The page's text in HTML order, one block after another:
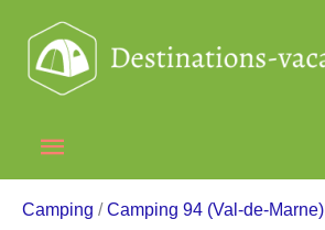
contenu
Menu
principal
Camping /Camping 94 (Val-de-Marne)